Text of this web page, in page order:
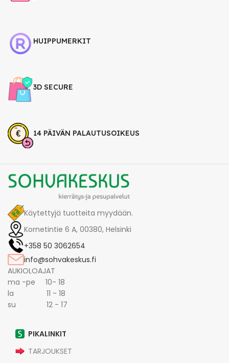
HUIPPUMERKIT
3D SECURE
14 PÄIVÄN PALAUTUSOIKEUS
Käytettyjä tuotteita myydään.
Kornetintie 6 A, 00380, Helsinki
+358 50 3062654
info@sohvakeskus.fi
AUKIOLOAJAT
ma -pe 10- 18
la 11 - 18
su 12 - 17
PIKALINKIT
TARJOUKSET